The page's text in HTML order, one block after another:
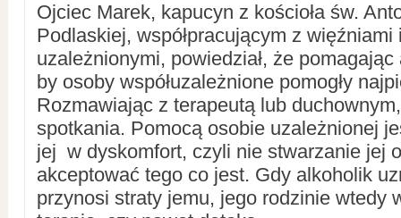
Ojciec Marek, kapucyn z kościoła św.
Podlaskiej, współpracującym z więźniami
uzależnionymi, powiedział, że
by osoby współuzależnione pomogły
Rozmawiając z terapeutą lub
spotkania. Pomocą osobie uzależnionej
jej w dyskomfort, czyli nie stwarzanie jej
akceptować tego co jest. Gdy alkoholik
przynosi straty jemu, jego rodzinie wtedy